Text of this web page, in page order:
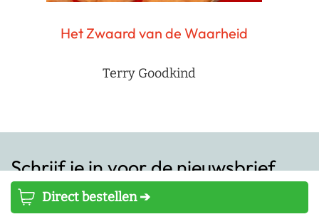
Direct bestellen ➔
Het Zwaard van de Waarheid
Terry Goodkind
Schrijf je in voor de nieuwsbrief
Schrijf je in voor onze nieuwsbrief en blijf altijd op